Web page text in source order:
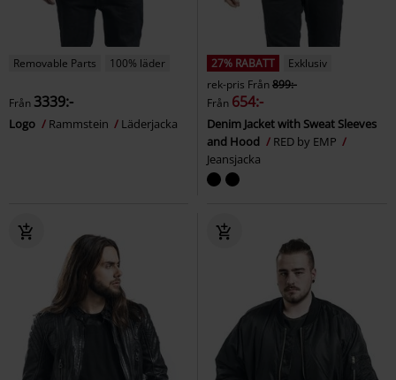
Removable Parts 100% läder
Från 3339:-
Logo Rammstein Läderjacka
27% RABATT
Exklusiv
rek-pris Från899:-
Från 654:-
Denim Jacket with Sweat Sleeves
and Hood
RED by EMP
Jeansjacka